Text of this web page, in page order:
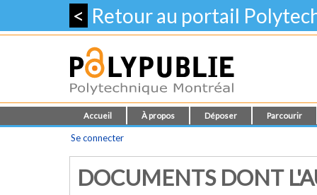
< Retour au portail
Accueil À propos Déposer Parcourir
Se connecter
DOCUMENTS DONT